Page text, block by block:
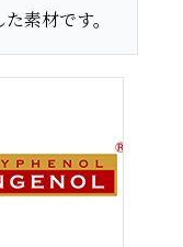
素材です。